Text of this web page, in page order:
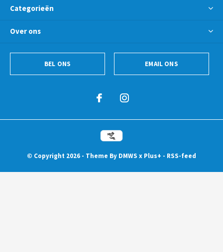
Categorieën
Over ons
BEL ONS EMAIL ONS
© Copyright 2026 - Theme By DMWS x Plus+ - RSS-feed